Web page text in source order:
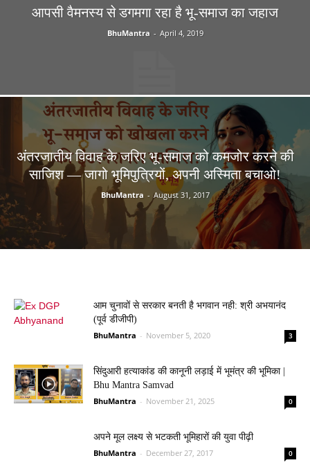
आपसी वैमनस्य से डगमगा रहा है भू-समाज का जहाज
BhuMantra - April 4, 2019
अंतरजातीय विवाह के जरिए भू-समाज को कमजोर करने की
साजिश — जागो भूमिपुत्रियों, अपनी अस्मिता बचाओ!
BhuMantra - August 31, 2017
आम चुनावों से सरकार बनती है भगवान नही: श्री अभयानंद
(पूर्व डीजीपी)
BhuMantra - November 5, 2020 3
सिंदुआरी हत्याकांड की कानूनी लड़ाई में भूमंत्र की भूमिका |
Bhu Mantra Samvad
BhuMantra - November 21, 2025 0
अपने मूल लक्ष्य से भटकती भूमिहारों की युवा पीढ़ी
BhuMantra - December 27, 2017 0